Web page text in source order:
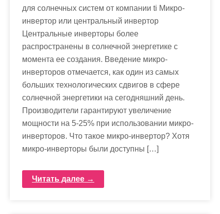
для солнечных систем от компании ti Микро-
инвертор или центральный инвертор
Центральные инверторы более
распространены в солнечной энергетике с
момента ее создания. Введение микро-
инверторов отмечается, как один из самых
больших технологических сдвигов в сфере
солнечной энергетики на сегодняшний день.
Производители гарантируют увеличение
мощности на 5-25% при использовании микро-
инверторов. Что такое микро-инвертор? Хотя
микро-инверторы были доступны […]
Читать далее →